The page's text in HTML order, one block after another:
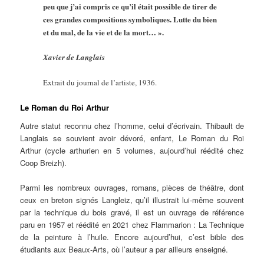
peu que j’ai compris ce qu’il était possible de tirer de
ces grandes compositions symboliques. Lutte du bien
et du mal, de la vie et de la mort… ».
Xavier de Langlais
Extrait du journal de l’artiste, 1936.
Le Roman du Roi Arthur
Autre statut reconnu chez l’homme, celui d’écrivain. Thibault de
Langlais se souvient avoir dévoré, enfant, Le Roman du Roi
Arthur (cycle arthurien en 5 volumes, aujourd’hui réédité chez
Coop Breizh).
Parmi les nombreux ouvrages, romans, pièces de théâtre, dont
ceux en breton signés Langleiz, qu’il illustrait lui-même souvent
par la technique du bois gravé, il est un ouvrage de référence
paru en 1957 et réédité en 2021 chez Flammarion : La Technique
de la peinture à l’huile. Encore aujourd’hui, c’est bible des
étudiants aux Beaux-Arts, où l’auteur a par ailleurs enseigné.